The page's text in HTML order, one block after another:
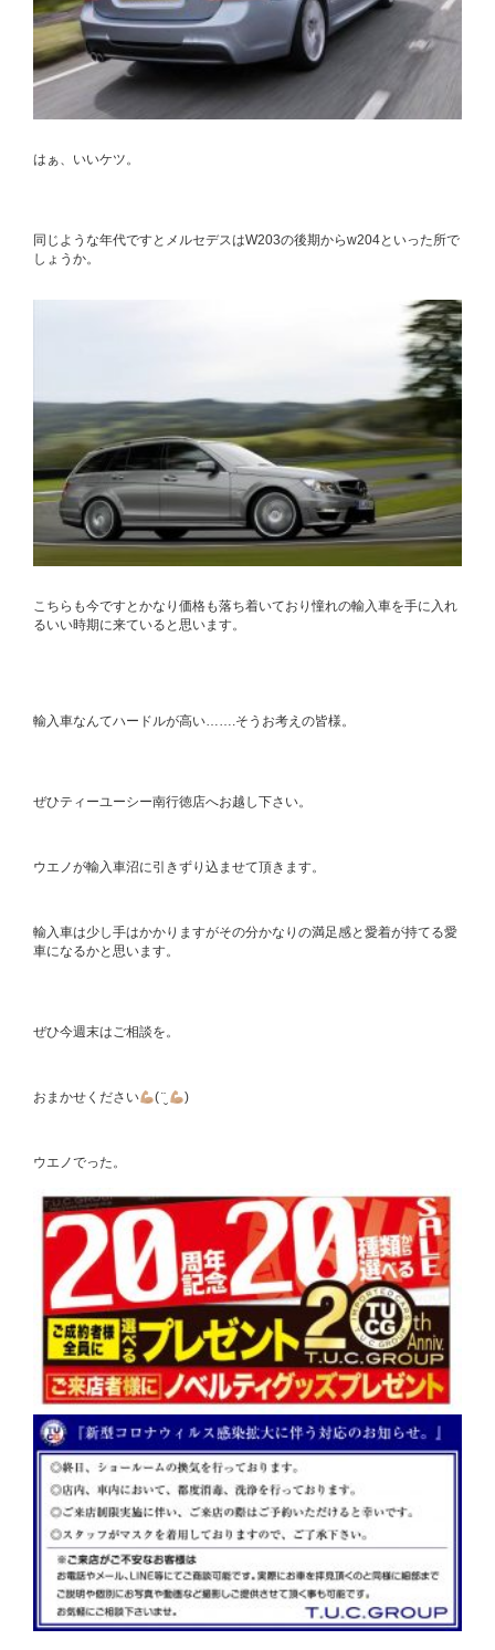
はぁ、いいケツ。
同じような年代ですとメルセデスはW203の後期からw204といった所で
しょうか。
こちらも今ですとかなり価格も落ち着いており憧れの輸入車を手に入れ
るいい時期に来ていると思います。
輸入車なんてハードルが高い…….そうお考えの皆様。
ぜひティーユーシー南行徳店へお越し下さい。
ウエノが輸入車沼に引きずり込ませて頂きます。
輸入車は少し手はかかりますがその分かなりの満足感と愛着が持てる愛
車になるかと思います。
ぜひ今週末はご相談を。
おまかせください ( ¨̮ )
ウエノでった。